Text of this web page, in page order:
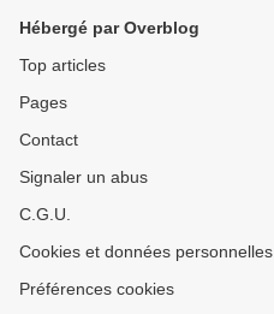
Hébergé par Overblog
Top articles
Pages
Contact
Signaler un abus
C.G.U.
Cookies et données personnelles
Préférences cookies